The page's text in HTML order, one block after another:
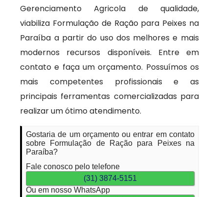
Gerenciamento Agricola de qualidade,
viabiliza Formulação de Ração para Peixes na
Paraíba a partir do uso dos melhores e mais
modernos recursos disponíveis. Entre em
contato e faça um orçamento. Possuímos os
mais competentes profissionais e as
principais ferramentas comercializadas para
realizar um ótimo atendimento.
Gostaria de um orçamento ou entrar em contato
sobre Formulação de Ração para Peixes na
Paraíba?
Fale conosco pelo telefone
(31) 3874-5151
Ou em nosso WhatsApp